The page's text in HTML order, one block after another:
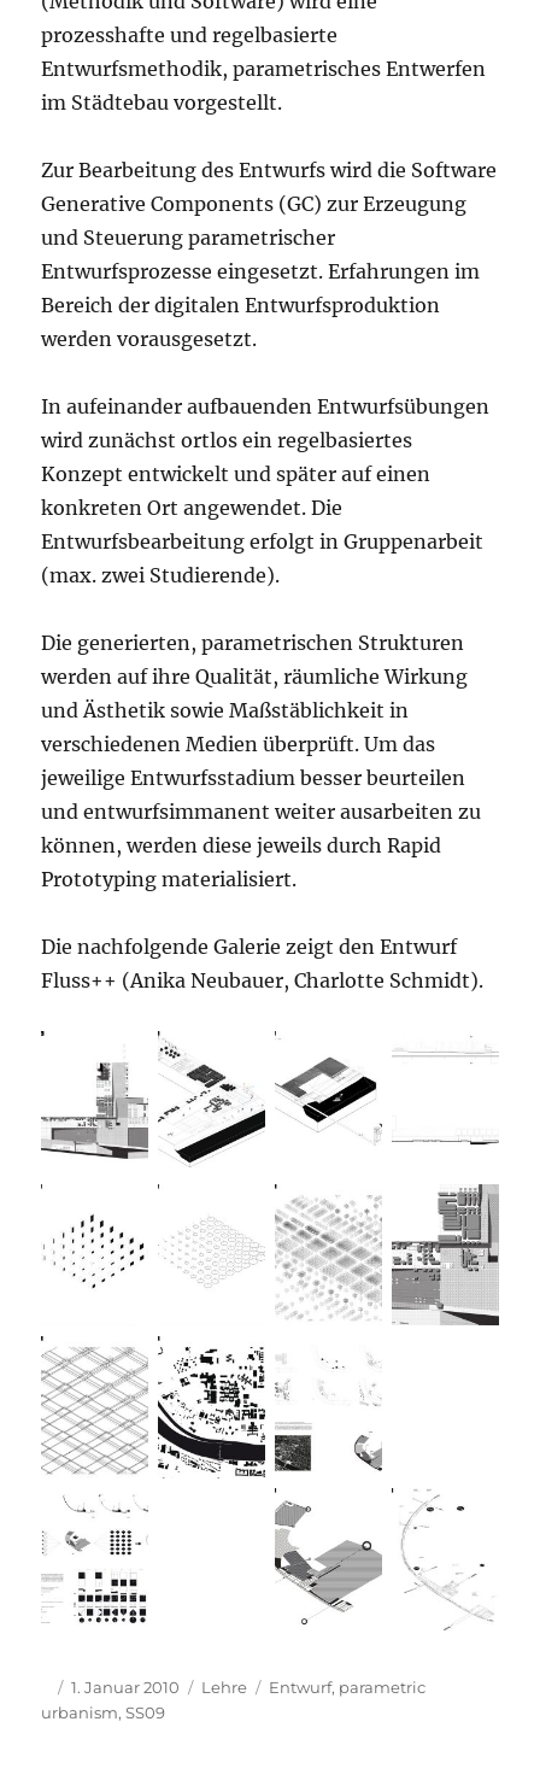
prozesshafte und regelbasierte
Entwurfsmethodik, parametrisches Entwerfen
im Städtebau vorgestellt.
Zur Bearbeitung des Entwurfs wird die Software
Generative Components (GC) zur Erzeugung
und Steuerung parametrischer
Entwurfsprozesse eingesetzt. Erfahrungen im
Bereich der digitalen Entwurfsproduktion
werden vorausgesetzt.
In aufeinander aufbauenden Entwurfsübungen
wird zunächst ortlos ein regelbasiertes
Konzept entwickelt und später auf einen
konkreten Ort angewendet. Die
Entwurfsbearbeitung erfolgt in Gruppenarbeit
(max. zwei Studierende).
Die generierten, parametrischen Strukturen
werden auf ihre Qualität, räumliche Wirkung
und Ästhetik sowie Maßstäblichkeit in
verschiedenen Medien überprüft. Um das
jeweilige Entwurfsstadium besser beurteilen
und entwurfsimmanent weiter ausarbeiten zu
können, werden diese jeweils durch Rapid
Prototyping materialisiert.
Die nachfolgende Galerie zeigt den Entwurf
Fluss++ (Anika Neubauer, Charlotte Schmidt).
Autor
Veröffentlicht
am
1. Januar 2010 Kategorien
Lehre Schlagwörter
Entwurf, parametric
urbanism,SS09